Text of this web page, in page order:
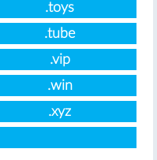
.toys
.tube
.vip
.win
.xyz